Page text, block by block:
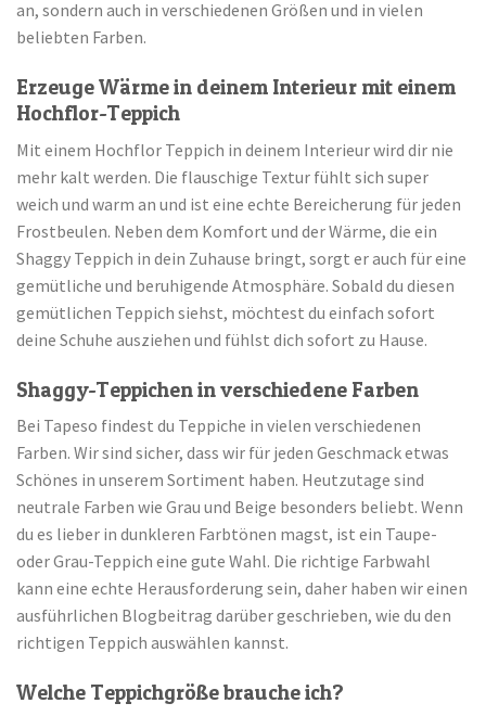
an, sondern auch in verschiedenen Größen und in vielen
beliebten Farben.
Erzeuge Wärme in deinem Interieur mit einem
Hochflor-Teppich
Mit einem Hochflor Teppich in deinem Interieur wird dir nie
mehr kalt werden. Die flauschige Textur fühlt sich super
weich und warm an und ist eine echte Bereicherung für jeden
Frostbeulen. Neben dem Komfort und der Wärme, die ein
Shaggy Teppich in dein Zuhause bringt, sorgt er auch für eine
gemütliche und beruhigende Atmosphäre. Sobald du diesen
gemütlichen Teppich siehst, möchtest du einfach sofort
deine Schuhe ausziehen und fühlst dich sofort zu Hause.
Shaggy-Teppichen in verschiedene Farben
Bei Tapeso findest du Teppiche in vielen verschiedenen
Farben. Wir sind sicher, dass wir für jeden Geschmack etwas
Schönes in unserem Sortiment haben. Heutzutage sind
neutrale Farben wie Grau und Beige besonders beliebt. Wenn
du es lieber in dunkleren Farbtönen magst, ist ein Taupe-
oder Grau-Teppich eine gute Wahl. Die richtige Farbwahl
kann eine echte Herausforderung sein, daher haben wir einen
ausführlichen Blogbeitrag darüber geschrieben, wie du den
richtigen Teppich auswählen kannst.
Welche Teppichgröße brauche ich?